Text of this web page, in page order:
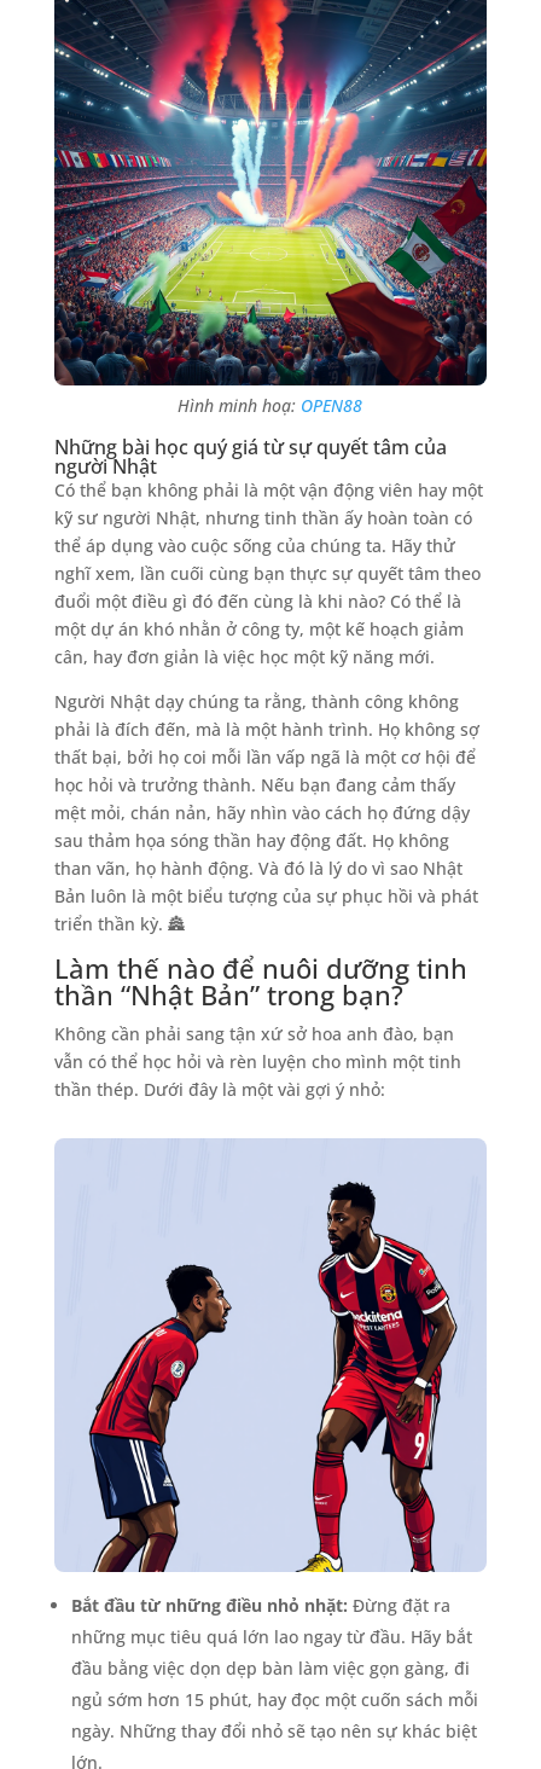
Hình minh hoạ: OPEN88
Những bài học quý giá từ sự quyết tâm của
người Nhật
Có thể bạn không phải là một vận động viên hay một
kỹ sư người Nhật, nhưng tinh thần ấy hoàn toàn có
thể áp dụng vào cuộc sống của chúng ta. Hãy thử
nghĩ xem, lần cuối cùng bạn thực sự quyết tâm theo
đuổi một điều gì đó đến cùng là khi nào? Có thể là
một dự án khó nhằn ở công ty, một kế hoạch giảm
cân, hay đơn giản là việc học một kỹ năng mới.
Người Nhật dạy chúng ta rằng, thành công không
phải là đích đến, mà là một hành trình. Họ không sợ
thất bại, bởi họ coi mỗi lần vấp ngã là một cơ hội để
học hỏi và trưởng thành. Nếu bạn đang cảm thấy
mệt mỏi, chán nản, hãy nhìn vào cách họ đứng dậy
sau thảm họa sóng thần hay động đất. Họ không
than vãn, họ hành động. Và đó là lý do vì sao Nhật
Bản luôn là một biểu tượng của sự phục hồi và phát
triển thần kỳ. 🏯
Làm thế nào để nuôi dưỡng tinh
thần “Nhật Bản” trong bạn?
Không cần phải sang tận xứ sở hoa anh đào, bạn
vẫn có thể học hỏi và rèn luyện cho mình một tinh
thần thép. Dưới đây là một vài gợi ý nhỏ:
Bắt đầu từ những điều nhỏ nhặt: Đừng đặt ra
những mục tiêu quá lớn lao ngay từ đầu. Hãy bắt
đầu bằng việc dọn dẹp bàn làm việc gọn gàng, đi
ngủ sớm hơn 15 phút, hay đọc một cuốn sách mỗi
ngày. Những thay đổi nhỏ sẽ tạo nên sự khác biệt
lớn.